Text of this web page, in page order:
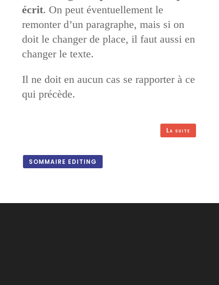
écrit. On peut éventuellement le
remonter d’un paragraphe, mais si on
doit le changer de place, il faut aussi en
changer le texte.
Il ne doit en aucun cas se rapporter à ce
qui précède.
La suite
SOMMAIRE EDITING